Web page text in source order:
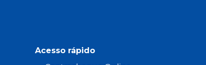
Acesso rápido